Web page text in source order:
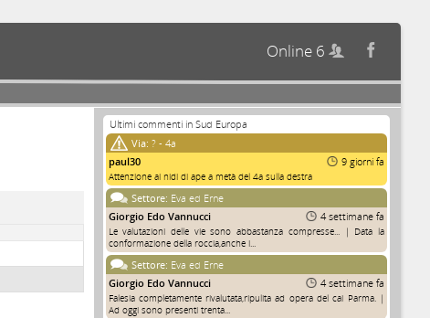
Online 6 
Ultimi commenti in Sud Europa
Via: ? - 4a
paul30
9 giorni fa
Attenzione ai nidi di ape a metà del 4a sulla destra
Settore: Eva ed Erne
Giorgio Edo Vannucci
4 settimane fa
Le valutazioni delle vie sono abbastanza compresse... | Data la
conformazione della roccia,anche i...
Settore: Eva ed Erne
Giorgio Edo Vannucci
4 settimane fa
Falesia completamente rivalutata,ripulita ad opera del cai Parma. |
Ad oggi sono presenti trenta...